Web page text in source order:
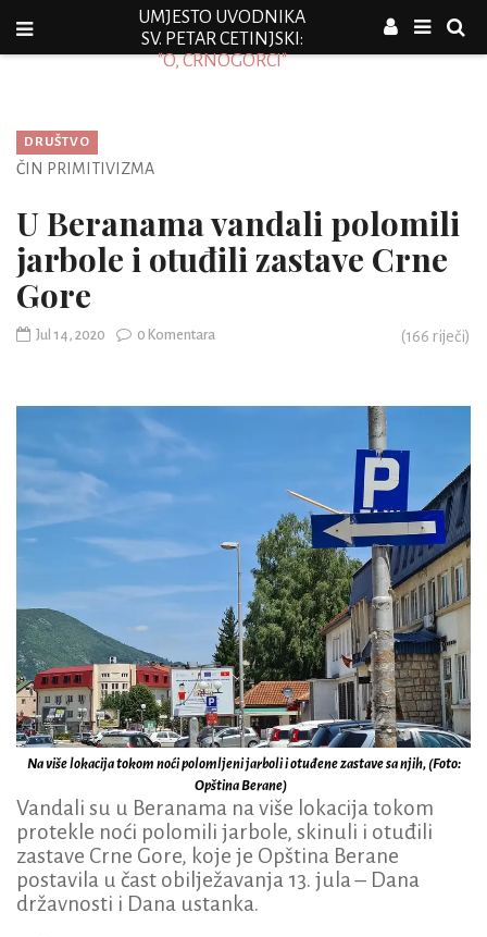
UMJESTO UVODNIKA
SV. PETAR CETINJSKI:
"O, CRNOGORCI"
DRUŠTVO
ČIN PRIMITIVIZMA
U Beranama vandali polomili
jarbole i otuđili zastave Crne
Gore
Jul 14, 2020 0 Komentara (166 riječi)
Na više lokacija tokom noći polomljeni jarboli i otuđene zastave sa njih, (Foto:
Opština Berane)
Vandali su u Beranama na više lokacija tokom
protekle noći polomili jarbole, skinuli i otuđili
zastave Crne Gore, koje je Opština Berane
postavila u čast obilježavanja 13. jula – Dana
državnosti i Dana ustanka.